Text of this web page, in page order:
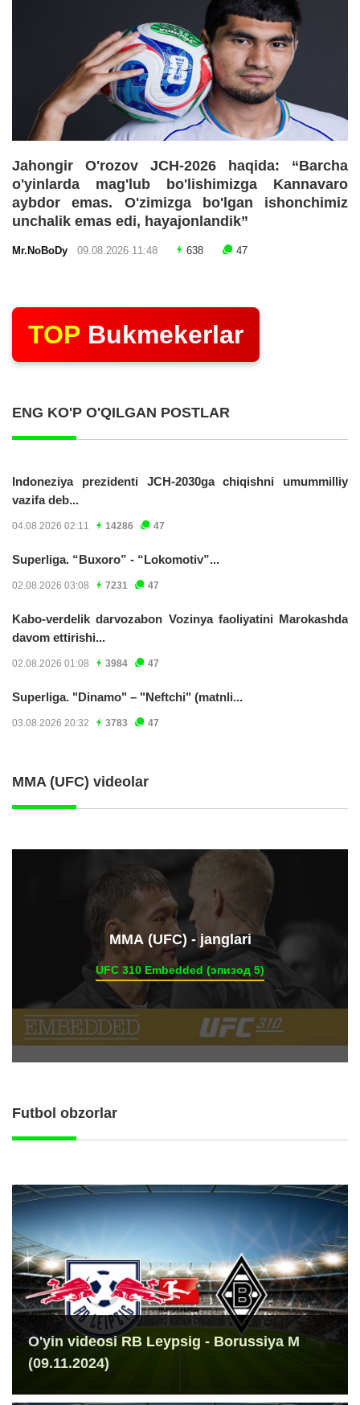
Jahongir O'rozov JCH-2026 haqida: “Barcha
o'yinlarda mag'lub bo'lishimizga Kannavaro
aybdor emas. O'zimizga bo'lgan ishonchimiz
unchalik emas edi, hayajonlandik”
Mr.NoBoDy 09.08.2026 11:48 638 47
TOP Bukmekerlar
ENG KO'P O'QILGAN POSTLAR
Indoneziya prezidenti JCH-2030ga chiqishni umummilliy
vazifa deb...
04.08.2026 02:11 14286 47
Superliga. “Buxoro” - “Lokomotiv”...
02.08.2026 03:08 7231 47
Kabo-verdelik darvozabon Vozinya faoliyatini Marokashda
davom ettirishi...
02.08.2026 01:08 3984 47
Superliga. "Dinamo" – "Neftchi" (matnli...
03.08.2026 20:32 3783 47
MMA (UFC) videolar
ММА (UFC) - janglari
UFC 310 Embedded (эпизод 5)
Futbol obzorlar
O'yin videosi RB Leypsig - Borussiya M
(09.11.2024)